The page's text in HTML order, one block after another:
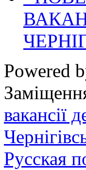
Powered
вакансії
Русская